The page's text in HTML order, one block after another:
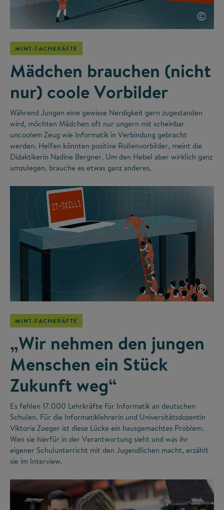
©
MINT-FACHKRÄFTE
Mädchen brauchen (nicht
nur) coole Vorbilder
Während Jungen eine gewisse Nerdigkeit gern zugestanden
wird, möchten Mädchen oft nur ungern mit scheinbar
uncoolem Zeug wie Informatik in Verbindung gebracht
werden. Helfen könnten positive Rollenvorbilder, meint die
Didaktikerin Nadine Bergner. Um den Hebel aber wirklich ganz
umzulegen, brauche es etwas ganz anderes.
©
MINT-FACHKRÄFTE
„Wir nehmen den jungen
Menschen ein Stück
Zukunft weg“
Es fehlen 17.000 Lehrkräfte für Informatik an deutschen
Schulen. Für die Informatiklehrerin und Universitätsdozentin
Viktoria Zoeger ist diese Lücke ein hausgemachtes Problem.
Wen sie hierfür in der Verantwortung sieht und was ihr
eigener Schulunterricht mit den Jugendlichen macht, erzählt
sie im Interview.